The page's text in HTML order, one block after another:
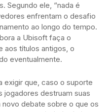
Segundo ele, “nada é
enfrentam o desafio
ao longo do tempo.
a Ubisoft faça o
aos títulos antigos, o
eventualmente.
exigir que, caso o suporte
jogadores destruam suas
debate sobre o que os